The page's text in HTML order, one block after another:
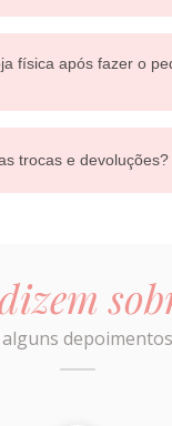
física após fazer o
trocas e devoluções?